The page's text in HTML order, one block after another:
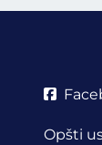
Opšti